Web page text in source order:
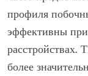
профиля
эффективны
более